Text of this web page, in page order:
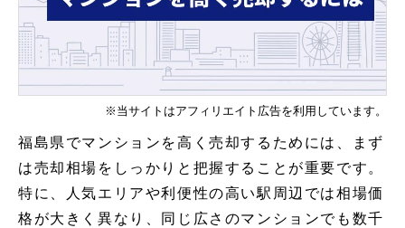
※当サイトはアフィリエイト広告を利用しています。
福島県でマンションを高く売却するためには、まず
は売却相場をしっかりと把握することが重要です。
特に、人気エリアや利便性の高い駅周辺では相場価
格が大きく異なり、同じ広さのマンションでも数千